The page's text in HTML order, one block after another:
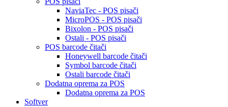
NaviaTec - POS pisači
MicroPOS - POS pisači
Bixolon - POS pisači
Ostali - POS pisači
POS barcode čitači
Honeywell barcode čitači
Symbol barcode čitači
Ostali barcode čitači
Dodatna oprema za POS
Dodatna oprema za POS
Softver